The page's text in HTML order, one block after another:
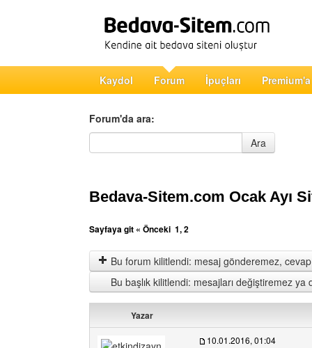
Kaydol Forum İpuçları
Forum'da ara:
Forum'da ara
Ara
Bedava-Sitem.com Ocak Ayı
Sayfaya git « Önceki 1,2
Bu forum kilitlendi: mesaj gönderemez,
Bu başlık kilitlendi: mesajları değiştiremez ya
Yazar
10.01.2016, 01:04